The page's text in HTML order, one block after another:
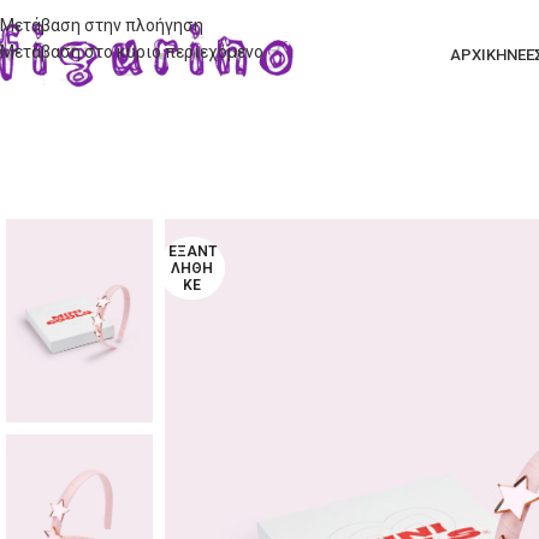
Μετάβαση στην πλοήγηση
Μετάβαση στο κύριο περιεχόμενο
ΑΡΧΙΚΗ
ΕΞΑΝΤ
ΛΉΘΗ
ΚΕ